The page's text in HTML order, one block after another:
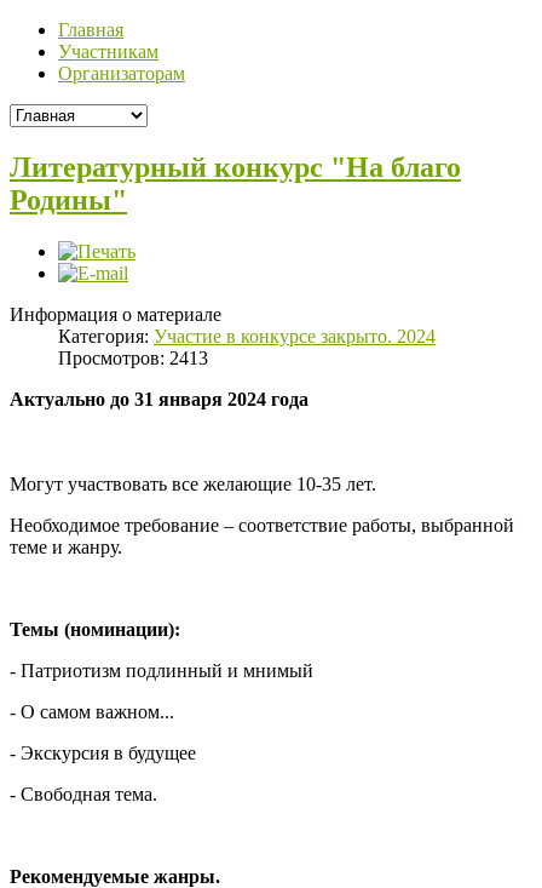
Главная
Участникам
Организаторам
Литературный конкурс "На благо
Родины"
Информация о материале
Категория: Участие в конкурсе закрыто. 2024
Просмотров: 2413
Актуально до 31 января 2024 года
Могут участвовать все желающие 10-35 лет.
Необходимое требование – соответствие работы, выбранной
теме и жанру.
Темы (номинации):
- Патриотизм подлинный и мнимый
- О самом важном...
- Экскурсия в будущее
- Свободная тема.
Рекомендуемые жанры.